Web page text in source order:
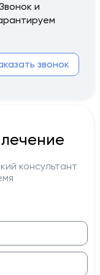
и
звонок
консультант